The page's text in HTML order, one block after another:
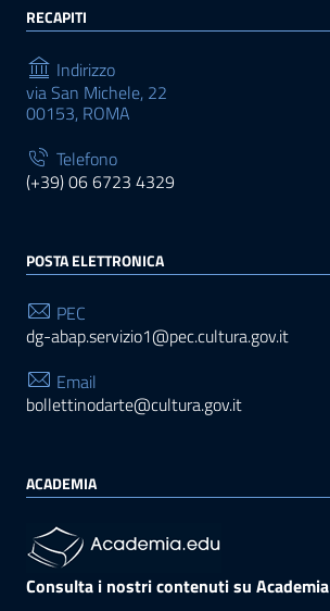
RECAPITI
Indirizzo
via San Michele, 22
00153, ROMA
Telefono
(+39) 06 6723 4329
POSTA ELETTRONICA
PEC
dg-abap.servizio1@pec.cultura.gov.it
Email
bollettinodarte@cultura.gov.it
ACADEMIA
Consulta i nostri contenuti su Academia